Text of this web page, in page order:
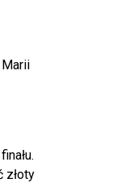
złoty